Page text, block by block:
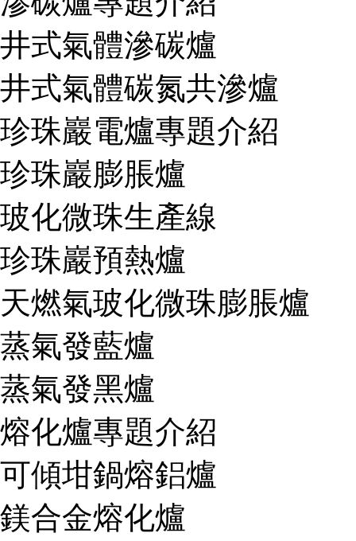
井式氣體滲碳爐
井式氣體碳氮共滲爐
珍珠巖電爐專題介紹
珍珠巖膨脹爐
玻化微珠生產線
珍珠巖預熱爐
天燃氣玻化微珠膨脹爐
蒸氣發藍爐
蒸氣發黑爐
熔化爐專題介紹
可傾坩鍋熔鋁爐
鎂合金熔化爐